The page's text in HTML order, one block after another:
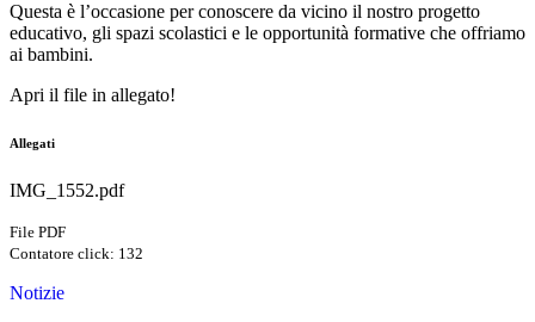
Questa è l’occasione per conoscere da vicino il nostro progetto
educativo, gli spazi scolastici e le opportunità formative che offriamo
ai bambini.
Apri il file in allegato!
Allegati
IMG_1552.pdf
File PDF
Contatore click: 132
Notizie